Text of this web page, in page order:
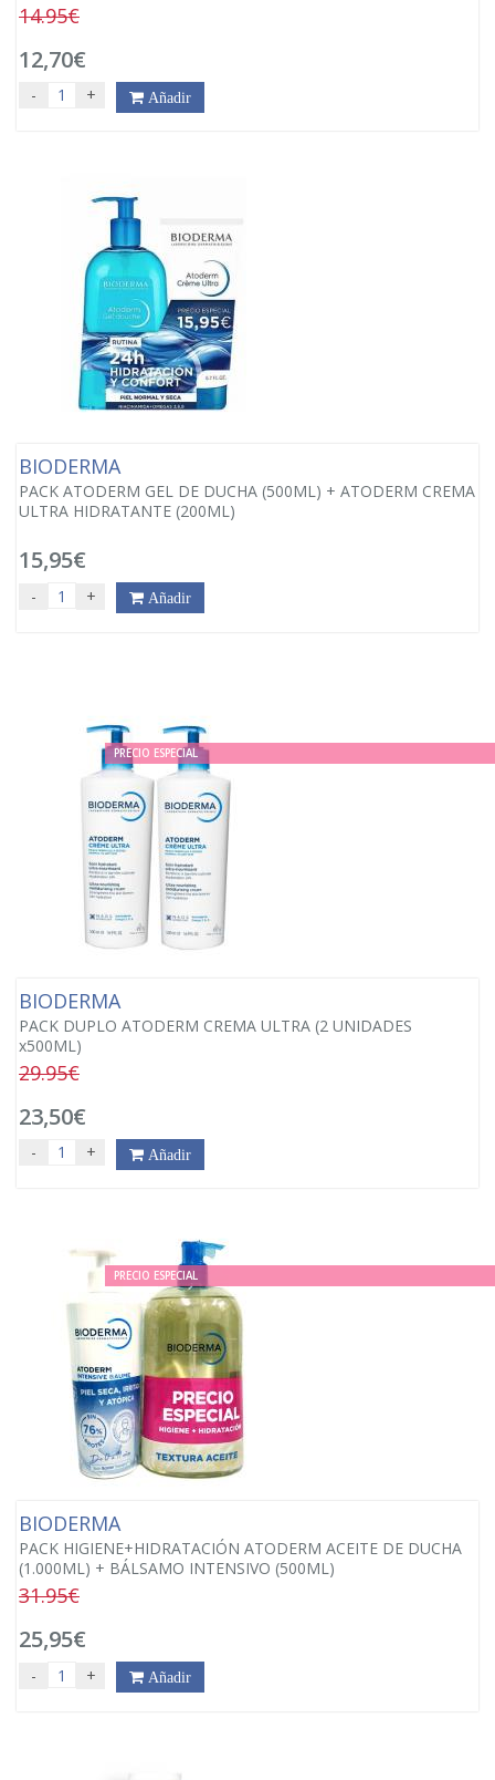
14.95€
12,70€
- + Añadir
BIODERMA
PACK ATODERM GEL DE DUCHA (500ML) + ATODERM CREMA
ULTRA HIDRATANTE (200ML)
15,95€
- + Añadir
PRECIO ESPECIAL
BIODERMA
PACK DUPLO ATODERM CREMA ULTRA (2 UNIDADES
x500ML)
29.95€
23,50€
- + Añadir
PRECIO ESPECIAL
BIODERMA
PACK HIGIENE+HIDRATACIÓN ATODERM ACEITE DE DUCHA
(1.000ML) + BÁLSAMO INTENSIVO (500ML)
31.95€
25,95€
- + Añadir